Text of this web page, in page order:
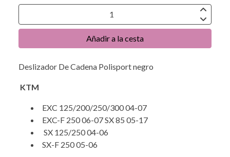
Añadir a la cesta
Deslizador De Cadena Polisport negro
KTM
EXC 125/200/250/300 04-07
EXC-F 250 06-07 SX 85 05-17
SX 125/250 04-06
SX-F 250 05-06